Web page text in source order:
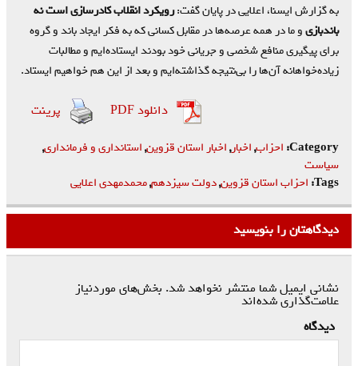
به گزارش ایسنا، اعلایی در پایان گفت:رویکرد انقلاب کادرسازی است نه
باندبازیو ما در همه عرصه‌ها در مقابل کسانی که به فکر ایجاد باند و گروه
برای پیگیری منافع شخصی و جریانی خود بودند ایستاده‌ایم و مطالبات
زیاده‌خواهانه آن‌ها را بی‌نتیجه گذاشته‌ایم و بعد از این هم خواهیم ایستاد.
دانلود PDF
پرینت
Category: احزاب,اخبار,اخبار استان قزوین,استانداری و فرمانداری,
سیاست
Tags: احزاب استان قزوین,دولت سیزدهم,محمدمهدی اعلایی
دیدگاهتان را بنویسید
نشانی ایمیل شما منتشر نخواهد شد. بخش‌های موردنیاز
علامت‌گذاری شده‌اند
دیدگاه